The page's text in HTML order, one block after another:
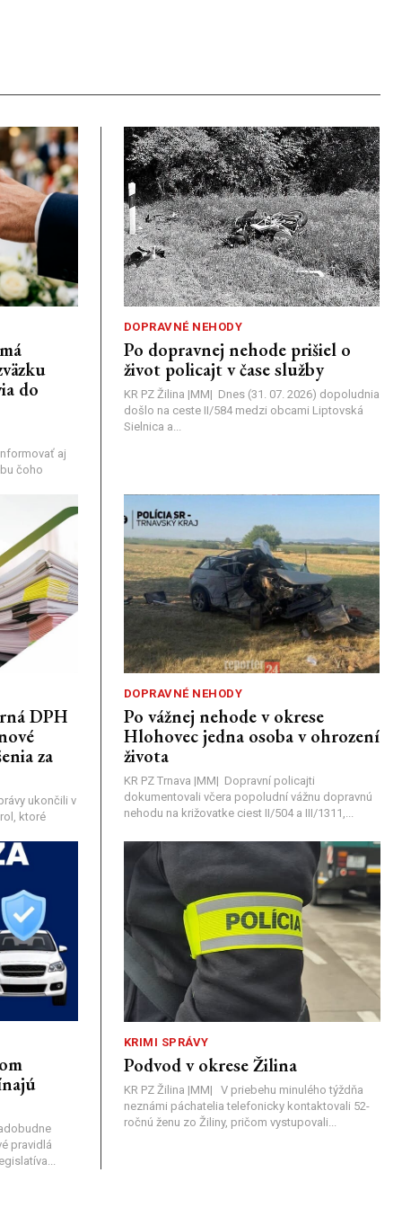
do
aj
čoho
DOPRAVNÉ NEHODY
Po dopravnej nehode prišiel o
život policajt v čase služby
KR PZ Žilina |MM| Dnes (31. 07. 2026) dopoludnia
došlo na ceste II/584 medzi obcami Liptovská
Sielnica a...
DPH
za
ukončili v
ktoré
DOPRAVNÉ NEHODY
Po vážnej nehode v okrese
Hlohovec jedna osoba v ohrození
života
KR PZ Trnava |MM| Dopravní policajti
dokumentovali včera popoludní vážnu dopravnú
nehodu na križovatke ciest II/504 a III/1311,...
pravidlá
KRIMI SPRÁVY
Podvod v okrese Žilina
KR PZ Žilina |MM| V priebehu minulého týždňa
neznámi páchatelia telefonicky kontaktovali 52-
ročnú ženu zo Žiliny, pričom vystupovali...